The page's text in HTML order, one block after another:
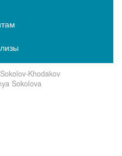
Khodakov
Sokolova